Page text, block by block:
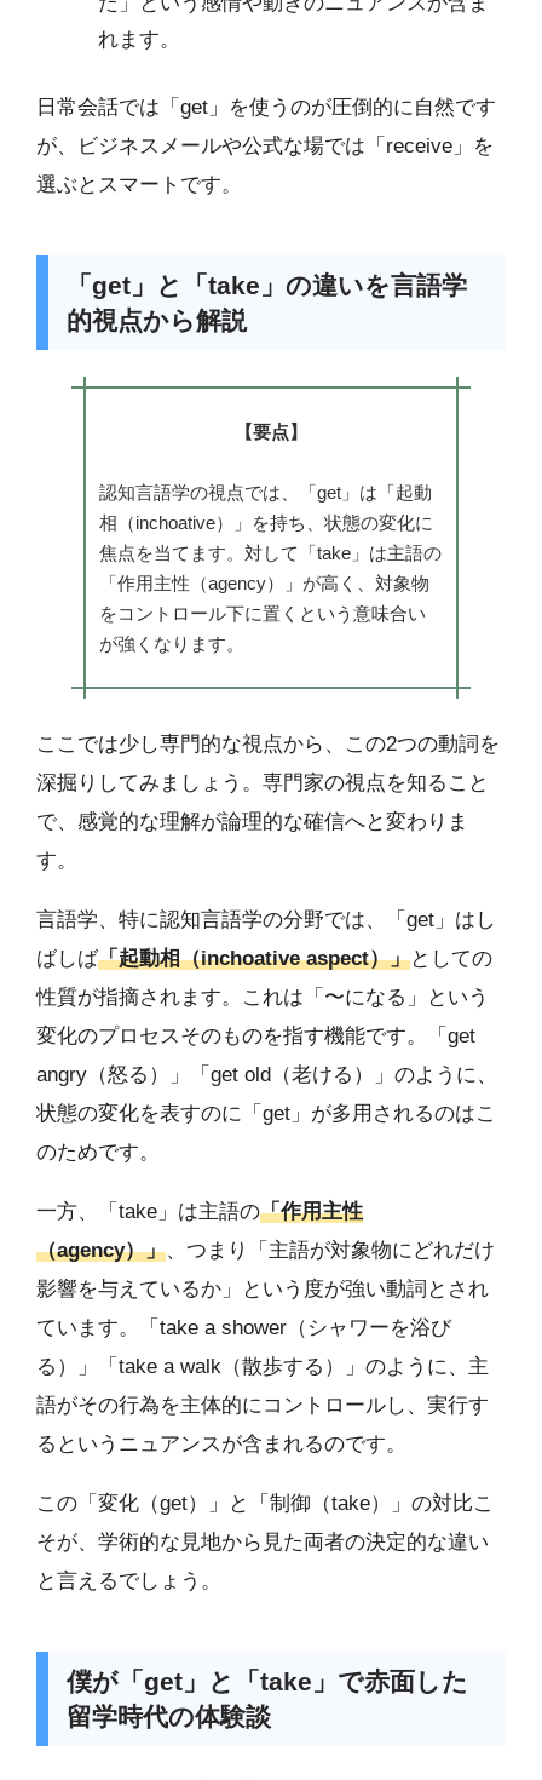
れます。
日常会話では「get」を使うのが圧倒的に自然です
が、ビジネスメールや公式な場では「receive」を
選ぶとスマートです。
「get」と「take」の違いを言語学
的視点から解説
【要点】
認知言語学の視点では、「get」は「起動
相（inchoative）」を持ち、状態の変化に
焦点を当てます。対して「take」は主語の
「作用主性（agency）」が高く、対象物
をコントロール下に置くという意味合い
が強くなります。
ここでは少し専門的な視点から、この2つの動詞を
深掘りしてみましょう。専門家の視点を知ること
で、感覚的な理解が論理的な確信へと変わりま
す。
言語学、特に認知言語学の分野では、「get」はし
ばしば「起動相（inchoative aspect）」としての
性質が指摘されます。これは「〜になる」という
変化のプロセスそのものを指す機能です。「get
angry（怒る）」「get old（老ける）」のように、
状態の変化を表すのに「get」が多用されるのはこ
のためです。
一方、「take」は主語の「作用主性
（agency）」、つまり「主語が対象物にどれだけ
影響を与えているか」という度が強い動詞とされ
ています。「take a shower（シャワーを浴び
る）」「take a walk（散歩する）」のように、主
語がその行為を主体的にコントロールし、実行す
るというニュアンスが含まれるのです。
この「変化（get）」と「制御（take）」の対比こ
そが、学術的な見地から見た両者の決定的な違い
と言えるでしょう。
僕が「get」と「take」で赤面した
留学時代の体験談